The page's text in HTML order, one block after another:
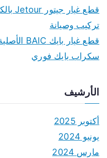
تركيب وصيانة
سكراب بايك فوري
الأرشيف
أكتوبر 2025
يونيو 2024
مارس 2024